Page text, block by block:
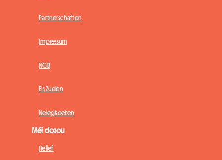
Partnerschaften
Impressum
NGB
Eis Zuelen
Neiegkeeten
Méi dozou
Hëllef